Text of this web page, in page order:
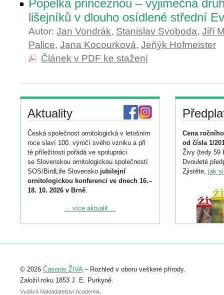
Popelka princeznou – výjimečná
lišejníků v dlouho osídlené střední
Autor: Jan Vondrák, Stanislav Svoboda, Jiří
Palice, Jana Kocourková, Jeňýk Hofmeister
Článek v PDF ke stažení
Aktuality
Česká společnost ornitologická v letošním
roce slaví 100. výročí svého vzniku a při
té příležitosti pořádá ve spolupráci
se Slovenskou ornitologickou společností
SOS/BirdLife Slovensko jubilejní
ornitologickou konferenci ve dnech 16.–
18. 10. 2026 v Brně.
Podrobnější informace ke konferenci
Registrovat se můžete do 6. září.
abstraktu přihlášené přednášky nebo
posteru je už 30. června.
... více aktualit ...
Cena
od čísla 1/
Živy (tedy 59
Dvouleté
Zjistěte, jak
© 2026 Časopis ŽIVA– Rozhled v oboru veškeré přírody.
Založil roku 1853 J. E. Purkyně.
Vydává Nakladatelství Academia,